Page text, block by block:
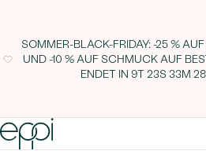
SOMMER-BLACK-FRIDAY: -25 %
UND -10 % AUF SCHMUCK AUF
ENDET IN 9T 23S 33M